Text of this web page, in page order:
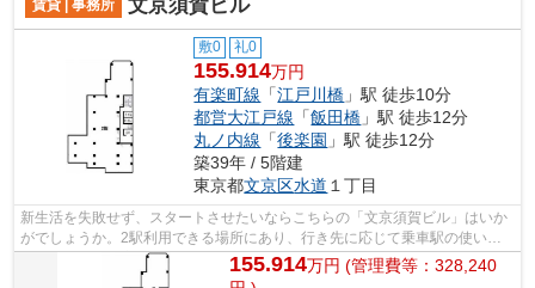
賃貸 | 事務所 文京須賀ビル
敷0 礼0
155.914万円
有楽町線 「江戸川橋 」駅 徒歩10分
都営大江戸線 「飯田橋 」駅 徒歩12分
丸ノ内線 「後楽園 」駅 徒歩12分
築39年 / 5階建
東京都文京区水道 １丁目
新生活を失敗せず、スタートさせたいならこちらの「文京須賀ビル」はいか
がでしょうか。2駅利用できる場所にあり、行き先に応じて乗車駅の使い分
けができます。室内設備はエアコン2台...
155.914万円 (管理費等：328,240